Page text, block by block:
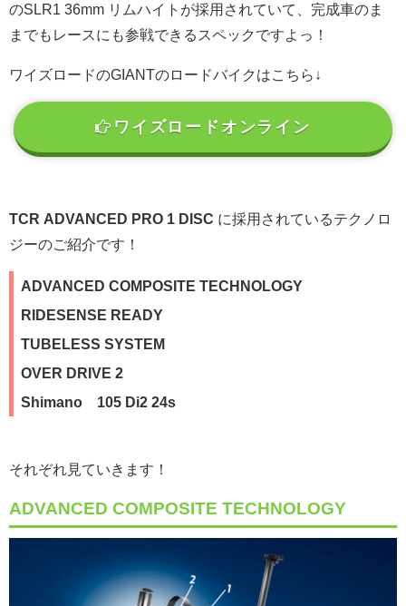
のSLR1 36mm リムハイトが採用されていて、完成車のま
までもレースにも参戦できるスペックですよっ！
ワイズロードのGIANTのロードバイクはこちら↓
ワイズロードオンライン
TCR ADVANCED PRO 1 DISC に採用されているテクノロ
ジーのご紹介です！
ADVANCED COMPOSITE TECHNOLOGY
RIDESENSE READY
TUBELESS SYSTEM
OVER DRIVE 2
Shimano 105 Di2 24s
それぞれ見ていきます！
ADVANCED COMPOSITE TECHNOLOGY